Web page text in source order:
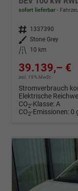
sofort lieferbar
Fahrzeugnr. 1337390
Außenfarbe Stone Grey
Kilometerstand
10 km
39.139,– €
incl. 19% MwSt.
Stromverbrauch
Elektrische
CO2-Klasse:A
CO2-Emissionen: 0